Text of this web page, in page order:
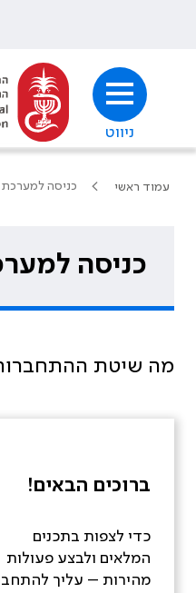
ניווט
עמוד ראשי כניסה למערכת
כניסה
מה שיטת
ברוכים הבאים!
כדי לצפות בתכנים
המלאים ולבצע פעולות
מהירות – עליך